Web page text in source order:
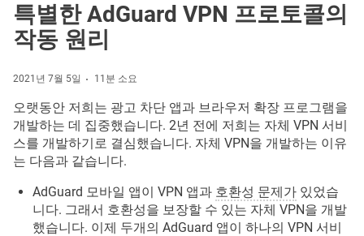
특별한 AdGuard VPN 프로토콜의
작동 원리
2021년 7월 5일 11분 소요
오랫동안 저희는 광고 차단 앱과 브라우저 확장 프로그램을
개발하는 데 집중했습니다. 2년 전에 저희는 자체 VPN 서비
스를 개발하기로 결심했습니다. 자체 VPN을 개발하는 이유
는 다음과 같습니다.
AdGuard 모바일 앱이 VPN 앱과 호환성 문제가 있었습
니다. 그래서 호환성을 보장할 수 있는 자체 VPN을 개발
했습니다. 이제 두개의 AdGuard 앱이 하나의 VPN 서비